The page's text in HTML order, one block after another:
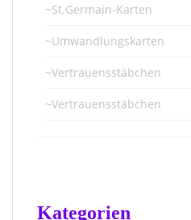
~St.Germain-Karten
~Umwandlungskarten
~Vertrauensstäbchen
~Vertrauensstäbchen
Kategorien